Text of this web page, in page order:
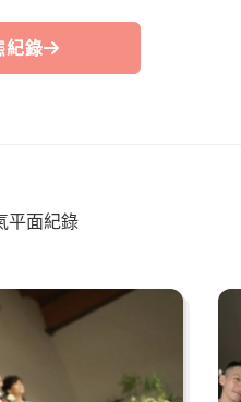
平面紀錄
紀錄